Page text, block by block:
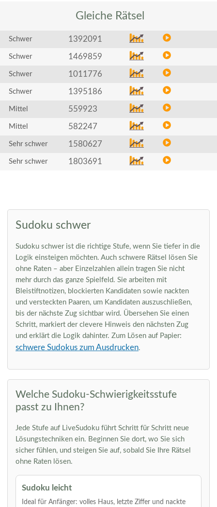
Gleiche Rätsel
Schwer 1392091
Schwer 1469859
Schwer 1011776
Schwer 1395186
Mittel 559923
Mittel 582247
Sehr schwer 1580627
Sehr schwer 1803691
Sudoku schwer
Sudoku schwer ist die richtige Stufe, wenn Sie tiefer in die
Logik einsteigen möchten. Auch schwere Rätsel lösen Sie
ohne Raten – aber Einzelzahlen allein tragen Sie nicht
mehr durch das ganze Spielfeld. Sie arbeiten mit
Bleistiftnotizen, blockierten Kandidaten sowie nackten
und versteckten Paaren, um Kandidaten auszuschließen,
bis der nächste Zug sichtbar wird. Übersehen Sie einen
Schritt, markiert der clevere Hinweis den nächsten Zug
und erklärt die Logik dahinter. Zum Lösen auf Papier:
schwere Sudokus zum Ausdrucken.
Welche Sudoku-Schwierigkeitsstufe
passt zu Ihnen?
Jede Stufe auf LiveSudoku führt Schritt für Schritt neue
Lösungstechniken ein. Beginnen Sie dort, wo Sie sich
sicher fühlen, und steigen Sie auf, sobald Sie Ihre Rätsel
ohne Raten lösen.
Sudoku leicht
Ideal für Anfänger: volles Haus, letzte Ziffer und nackte